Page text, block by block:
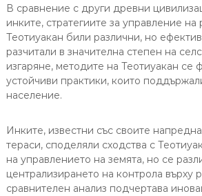
В сравнение с други древни
инките, стратегиите за управление на
Теотиуакан били различни, но
разчитали в значителна степен на
изгаряне, методите на Теотиуакан се
устойчиви практики, които
население.
Инките, известни със своите
тераси, споделяли сходства с
на управлението на земята, но се
централизирането на контрола върху
сравнителен анализ подчертава